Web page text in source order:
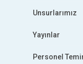
Unsurlarımız
Yayınlar
Personel